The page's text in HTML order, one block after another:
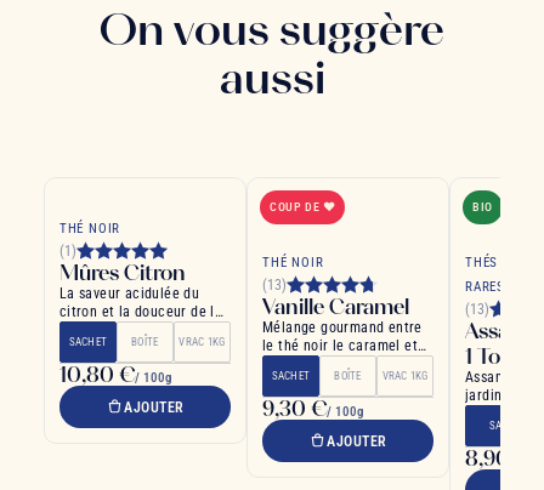
On vous suggère
aussi
THÉ NOIR
(1)
Mûres Citron
La saveur acidulée du
citron et la douceur de la
mûre s'harmonisent
parfaitement
SACHET BOÎTE VRAC 1KG
10,80 €/ 100g
AJOUTER
COUP DE ❤
THÉ NOIR
(13)
Vanille Caramel
Mélange gourmand entre
le thé noir le caramel et
SACHET BOÎTE VRAC 1KG
9,30 €/ 100g
AJOUTER
BIO
THÉS
RARES
(13)
Assam
1
Assam rare
jardin de
SACHET
8,90 €